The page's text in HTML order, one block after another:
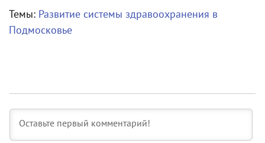
Темы: Развитие системы здравоохранения в
Подмосковье